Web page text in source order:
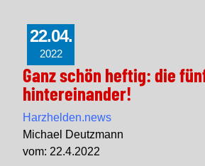
22.04.
2022
Ganz schön heftig: die
hintereinander!
Harzhelden.news
Michael Deutzmann
vom: 22.4.2022